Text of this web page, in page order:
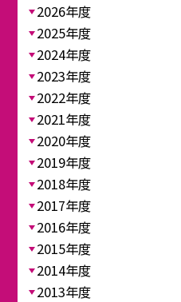
2026年度
2025年度
2024年度
2023年度
2022年度
2021年度
2020年度
2019年度
2018年度
2017年度
2016年度
2015年度
2014年度
2013年度